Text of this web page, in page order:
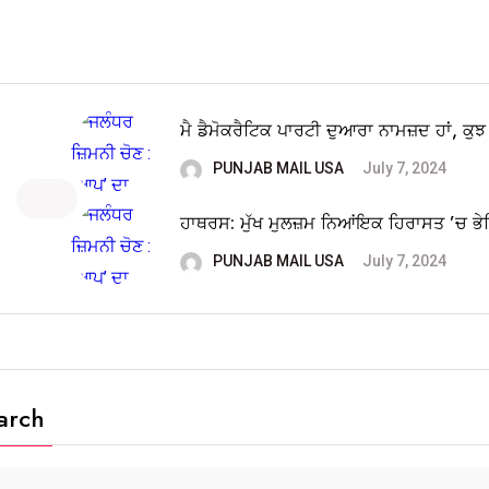
ਮੈ ਡੈਮੋਕਰੈਟਿਕ ਪਾਰਟੀ ਦੁਆਰਾ ਨਾਮਜ਼ਦ ਹਾਂ, ਕੁਝ
PUNJAB MAIL USA July 7, 2024
ਹਾਥਰਸ: ਮੁੱਖ ਮੁਲਜ਼ਮ ਨਿਆਂਇਕ ਹਿਰਾਸਤ ’ਚ
PUNJAB MAIL USA July 7, 2024